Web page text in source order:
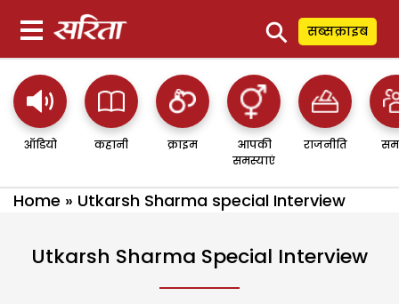
⚲ सब्सक्राइब
ऑडियो कहानी क्राइम
आपकी
समस्याएं
राजनीति
Home » Utkarsh Sharma special Interview
Utkarsh Sharma Special Interview